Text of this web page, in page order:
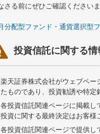
さる前にぜひご確認ください
分配型ファンド・通貨選択型
投資信託に関する
楽天証券株式会社がウェブペ
たものであり、投資勧誘や特
各投資信託関連ページに掲載
投資に関する最終決定はお客
各投資信託関連ページで提供